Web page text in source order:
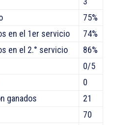
75%
en el 1er servicio
74%
en el 2.° servicio
86%
0/5
0
ganados
21
70